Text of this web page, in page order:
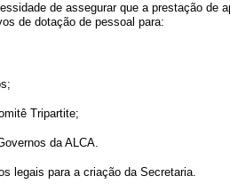
de assegurar que a prestação
de dotação de pessoal para:
Tripartite;
da ALCA.
legais para a criação da Secretaria.